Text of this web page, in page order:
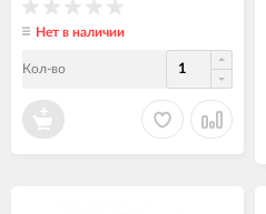
Нет в наличии
Кол-во